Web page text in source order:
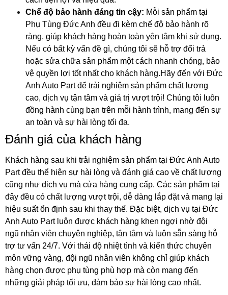
Chế độ bảo hành đáng tin cậy: Mỗi sản phẩm tại
Phụ Tùng Đức Anh đều đi kèm chế độ bảo hành rõ
ràng, giúp khách hàng hoàn toàn yên tâm khi sử dụng.
Nếu có bất kỳ vấn đề gì, chúng tôi sẽ hỗ trợ đổi trả
hoặc sửa chữa sản phẩm một cách nhanh chóng, bảo
vệ quyền lợi tốt nhất cho khách hàng.Hãy đến với Đức
Anh Auto Part để trải nghiệm sản phẩm chất lượng
cao, dịch vụ tận tâm và giá trị vượt trội! Chúng tôi luôn
đồng hành cùng bạn trên mỗi hành trình, mang đến sự
an toàn và sự hài lòng tối đa.
Đánh giá của khách hàng
Khách hàng sau khi trải nghiệm sản phẩm tại Đức Anh Auto
Part đều thể hiện sự hài lòng và đánh giá cao về chất lượng
cũng như dịch vụ mà cửa hàng cung cấp. Các sản phẩm tại
đây đều có chất lượng vượt trội, dễ dàng lắp đặt và mang lại
hiệu suất ổn định sau khi thay thế. Đặc biệt, dịch vụ tại Đức
Anh Auto Part luôn được khách hàng khen ngợi nhờ đội
ngũ nhân viên chuyên nghiệp, tận tâm và luôn sẵn sàng hỗ
trợ tư vấn 24/7. Với thái độ nhiệt tình và kiến thức chuyên
môn vững vàng, đội ngũ nhân viên không chỉ giúp khách
hàng chọn được phụ tùng phù hợp mà còn mang đến
những giải pháp tối ưu, đảm bảo sự hài lòng cao nhất.